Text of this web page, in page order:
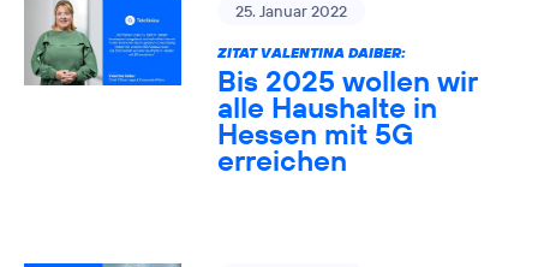
25. Januar 2022
ZITAT VALENTINA DAIBER:
Bis 2025 wollen wir
alle Haushalte in
Hessen mit 5G
erreichen